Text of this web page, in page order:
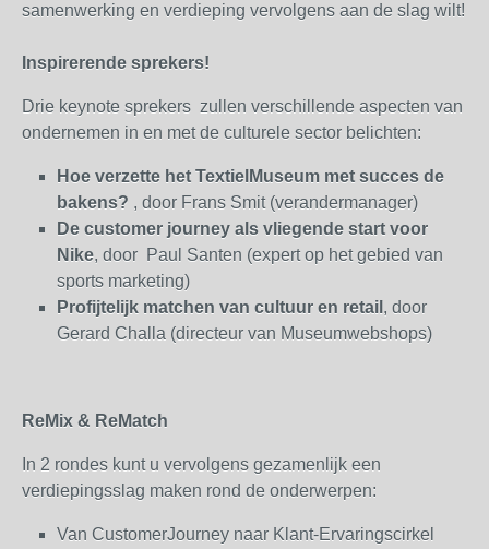
samenwerking en verdieping vervolgens aan de slag wilt!
Inspirerende sprekers!
Drie keynote sprekers zullen verschillende aspecten van
ondernemen in en met de culturele sector belichten:
Hoe verzette het TextielMuseum met succes de
bakens? , door Frans Smit (verandermanager)
De customer journey als vliegende start voor
Nike, door Paul Santen (expert op het gebied van
sports marketing)
Profijtelijk matchen van cultuur en retail , door
Gerard Challa (directeur van Museumwebshops)
ReMix & ReMatch
In 2 rondes kunt u vervolgens gezamenlijk een
verdiepingsslag maken rond de onderwerpen:
Van CustomerJourney naar Klant-Ervaringscirkel